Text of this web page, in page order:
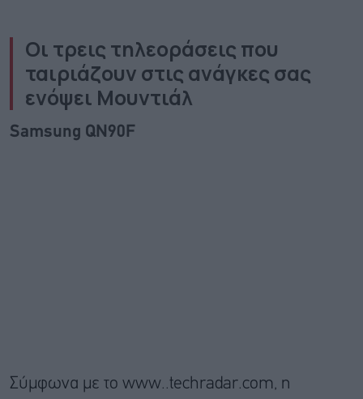
Oι τρεις τηλεοράσεις που
ταιριάζουν στις ανάγκες σας
ενόψει Μουντιάλ
Samsung QN90F
Σύμφωνα με το www..techradar.com, η